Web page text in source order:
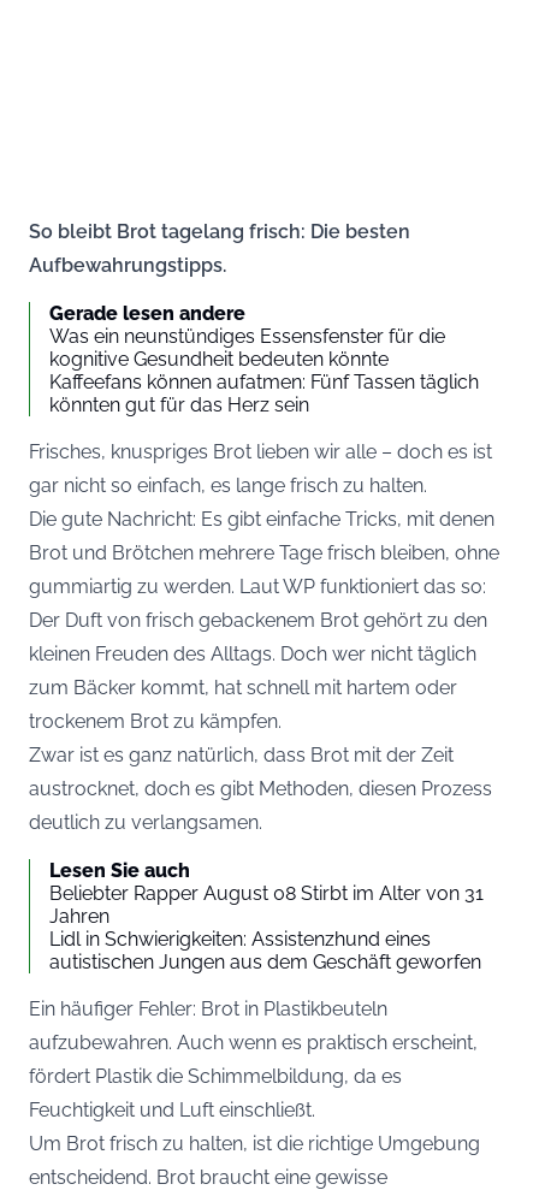
So bleibt Brot tagelang frisch: Die besten
Aufbewahrungstipps.
Gerade lesen andere
Was ein neunstündiges Essensfenster für die
kognitive Gesundheit bedeuten könnte
Kaffeefans können aufatmen: Fünf Tassen täglich
könnten gut für das Herz sein
Frisches, knuspriges Brot lieben wir alle – doch es ist
gar nicht so einfach, es lange frisch zu halten.
Die gute Nachricht: Es gibt einfache Tricks, mit denen
Brot und Brötchen mehrere Tage frisch bleiben, ohne
gummiartig zu werden. LautWP funktioniert das so:
Der Duft von frisch gebackenem Brot gehört zu den
kleinen Freuden des Alltags. Doch wer nicht täglich
zum Bäcker kommt, hat schnell mit hartem oder
trockenem Brot zu kämpfen.
Zwar ist es ganz natürlich, dass Brot mit der Zeit
austrocknet, doch es gibt Methoden, diesen Prozess
deutlich zu verlangsamen.
Lesen Sie auch
Beliebter Rapper August 08 Stirbt im Alter von 31
Jahren
Lidl in Schwierigkeiten: Assistenzhund eines
autistischen Jungen aus dem Geschäft geworfen
Ein häufiger Fehler: Brot in Plastikbeuteln
aufzubewahren. Auch wenn es praktisch erscheint,
fördert Plastik die Schimmelbildung, da es
Feuchtigkeit und Luft einschließt.
Um Brot frisch zu halten, ist die richtige Umgebung
entscheidend. Brot braucht eine gewisse